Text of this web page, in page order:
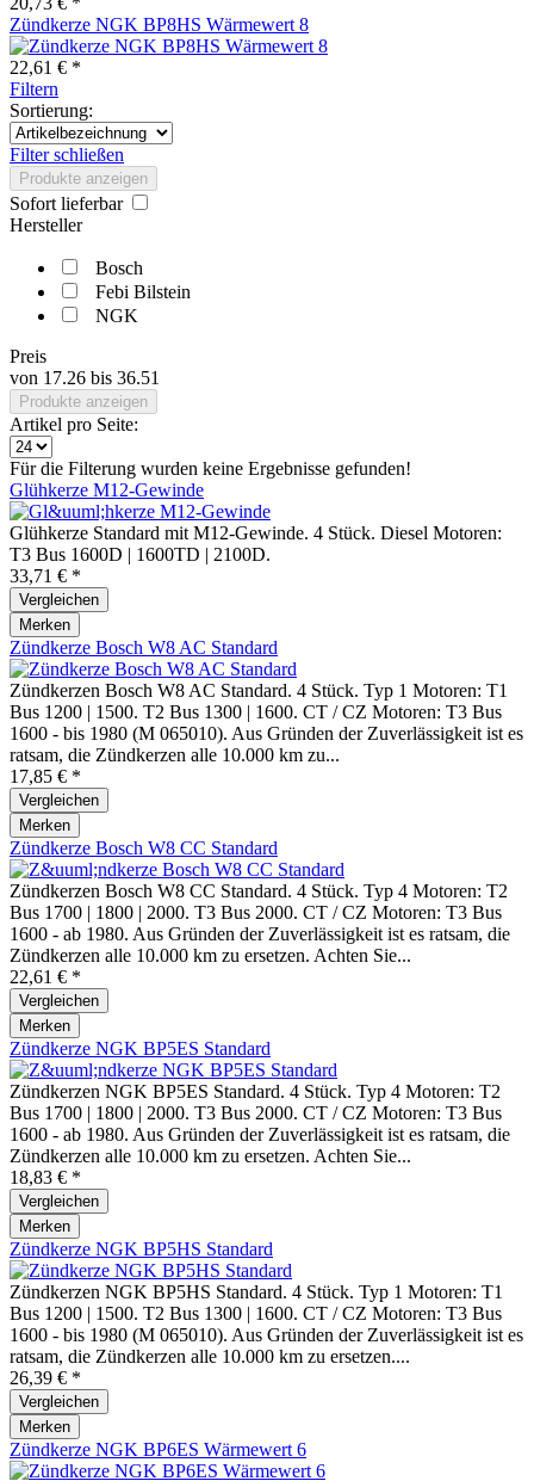
Zündkerze NGK BP8HS Wärmewert 8
22,61 € *
Filtern
Sortierung:
Filter schließen
Produkte anzeigen
Sofort lieferbar
Hersteller
Bosch
Febi Bilstein
NGK
Preis
von 17.26 bis 36.51
Produkte anzeigen
Artikel pro Seite:
Für die Filterung wurden keine Ergebnisse gefunden!
Glühkerze M12-Gewinde
Glühkerze Standard mit M12-Gewinde. 4 Stück. Diesel Motoren:
T3 Bus 1600D | 1600TD | 2100D.
33,71 € *
Vergleichen
Merken
Zündkerze Bosch W8 AC Standard
Zündkerzen Bosch W8 AC Standard. 4 Stück. Typ 1 Motoren: T1
Bus 1200 | 1500. T2 Bus 1300 | 1600. CT / CZ Motoren: T3 Bus
1600 - bis 1980 (M 065010). Aus Gründen der Zuverlässigkeit ist es
ratsam, die Zündkerzen alle 10.000 km zu...
17,85 € *
Vergleichen
Merken
Zündkerze Bosch W8 CC Standard
Zündkerzen Bosch W8 CC Standard. 4 Stück. Typ 4 Motoren: T2
Bus 1700 | 1800 | 2000. T3 Bus 2000. CT / CZ Motoren: T3 Bus
1600 - ab 1980. Aus Gründen der Zuverlässigkeit ist es ratsam, die
Zündkerzen alle 10.000 km zu ersetzen. Achten Sie...
22,61 € *
Vergleichen
Merken
Zündkerze NGK BP5ES Standard
Zündkerzen NGK BP5ES Standard. 4 Stück. Typ 4 Motoren: T2
Bus 1700 | 1800 | 2000. T3 Bus 2000. CT / CZ Motoren: T3 Bus
1600 - ab 1980. Aus Gründen der Zuverlässigkeit ist es ratsam, die
Zündkerzen alle 10.000 km zu ersetzen. Achten Sie...
18,83 € *
Vergleichen
Merken
Zündkerze NGK BP5HS Standard
Zündkerzen NGK BP5HS Standard. 4 Stück. Typ 1 Motoren: T1
Bus 1200 | 1500. T2 Bus 1300 | 1600. CT / CZ Motoren: T3 Bus
1600 - bis 1980 (M 065010). Aus Gründen der Zuverlässigkeit ist es
ratsam, die Zündkerzen alle 10.000 km zu ersetzen....
26,39 € *
Vergleichen
Merken
Zündkerze NGK BP6ES Wärmewert 6